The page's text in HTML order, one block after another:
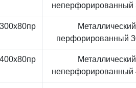
неперфорированный
перфорированный
неперфорированный